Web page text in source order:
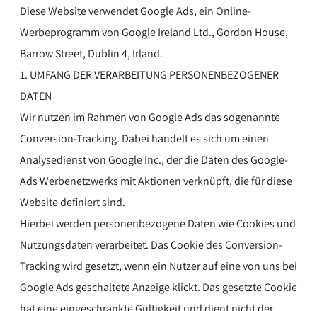
Diese Website verwendet Google Ads, ein Online-
Werbeprogramm von Google Ireland Ltd., Gordon House,
Barrow Street, Dublin 4, Irland.
1. UMFANG DER VERARBEITUNG PERSONENBEZOGENER
DATEN
Wir nutzen im Rahmen von Google Ads das sogenannte
Conversion-Tracking. Dabei handelt es sich um einen
Analysedienst von Google Inc., der die Daten des Google-
Ads Werbenetzwerks mit Aktionen verknüpft, die für diese
Website definiert sind.
Hierbei werden personenbezogene Daten wie Cookies und
Nutzungsdaten verarbeitet. Das Cookie des Conversion-
Tracking wird gesetzt, wenn ein Nutzer auf eine von uns bei
Google Ads geschaltete Anzeige klickt. Das gesetzte Cookie